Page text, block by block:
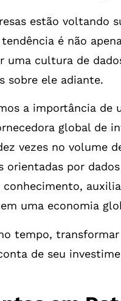
estão voltando
é não
uma cultura de
sobre ele adiante.
a importância de
global de
vezes no volume
orientadas por
uma economia
tempo,
de seu